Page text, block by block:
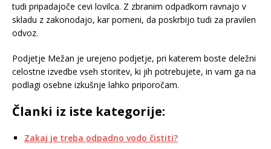
tudi pripadajoče cevi lovilca. Z zbranim odpadkom ravnajo v
skladu z zakonodajo, kar pomeni, da poskrbijo tudi za pravilen
odvoz.
Podjetje Mežan je urejeno podjetje, pri katerem boste deležni
celostne izvedbe vseh storitev, ki jih potrebujete, in vam ga na
podlagi osebne izkušnje lahko priporočam.
Članki iz iste kategorije:
Zakaj je treba odpadno vodo čistiti?